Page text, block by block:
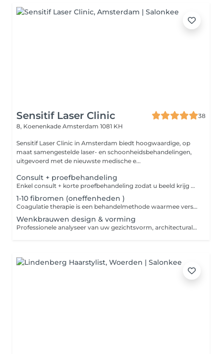
Sensitif Laser Clinic
38
8, Koenenkade Amsterdam 1081 KH
Sensitif Laser Clinic in Amsterdam biedt hoogwaardige, op
maat samengestelde laser- en schoonheidsbehandelingen,
uitgevoerd met de nieuwste medische e...
Consult + proefbehandeling
Enkel consult + korte proefbehandeling zodat u beeld krijg wat laserontharing inhoud en hoe dit voelt.
1-10 fibromen (oneffenheden )
Coagulatie therapie is een behandelmethode waarmee verschillende goedaardige huidoneffenheden permanent kunnen worden verwijderd. Deze methode maakt gebruik van verhitting om de huidafwijking te coaguleren, waarna het door het lichaam wordt afgestoten. De omliggende huid blijft onaangetast. De volgende medische aandoeningen kunnen hier mee worden behandeld: Fibromen (steelwratjes) Ouderdomsvlekken Normale wratjes Goedaardige huidbultjes Xanthelasma
Wenkbrauwen design & vorming
Professionele analyseer van uw gezichtsvorm, architecturale mappen volgens de gouden ratio en precisie-sharing via epileren. Elke behandelingwordt aangepast aan uw unieke gelaatstrekken. Resultaat: Perfect gevormde wenkbrauwen die harmoniëren met uw natuurlijke schoonheid verstreken.